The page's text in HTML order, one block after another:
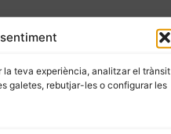
teva experiència, analitzar el trànsit
galetes, rebutjar-les o configurar les